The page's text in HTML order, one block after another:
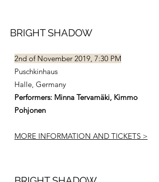
BRIGHT SHADOW
2nd of November 2019, 7:30 PM
Puschkinhaus
Halle, Germany
Performers: Minna Tervamäki, Kimmo
Pohjonen
MORE INFORMATION AND TICKETS >